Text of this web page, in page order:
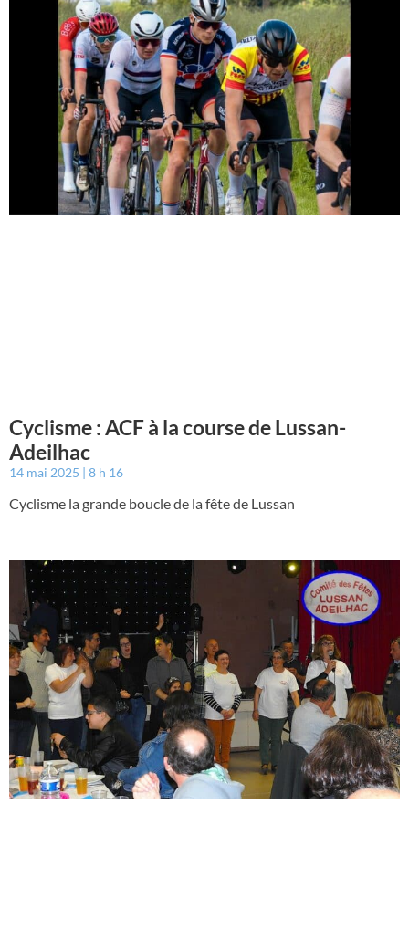
Cyclisme : ACF à la course de Lussan-
Adeilhac
14 mai 2025 8 h 16
Cyclisme la grande boucle de la fête de Lussan